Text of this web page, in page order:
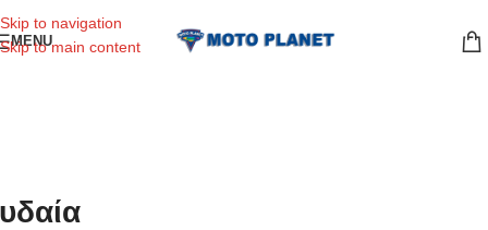
Skip to navigation
Skip to main content
MENU